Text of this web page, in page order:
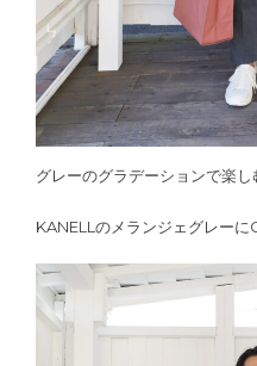
グレーのグラデーションで楽し
KANELLのメランジェグレーに